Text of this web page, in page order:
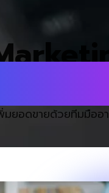
ยอดขายด้วยทีมมืออ